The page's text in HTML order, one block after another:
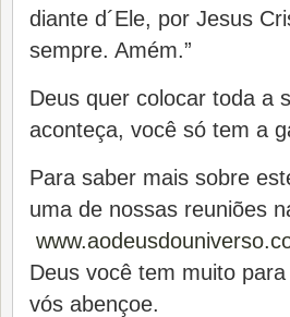
diante d´Ele, por Jesus
sempre. Amém.”
Deus quer colocar toda a
aconteça, você só tem a
Para saber mais sobre
uma de nossas reuniões
Deus você tem muito
vós abençoe.